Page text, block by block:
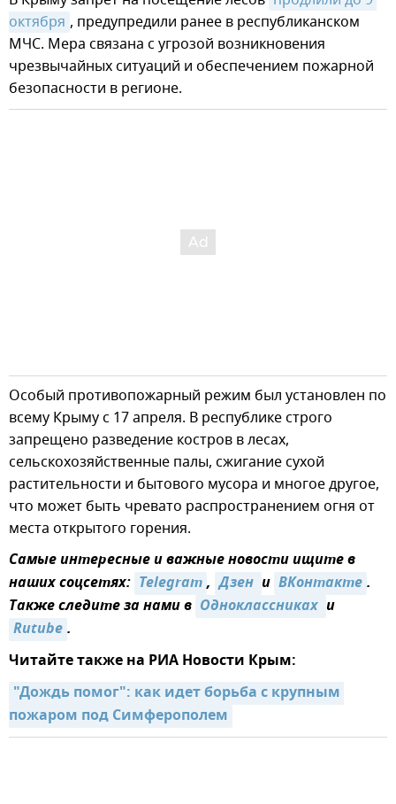
октября , предупредили ранее в республиканском
МЧС. Мера связана с угрозой возникновения
чрезвычайных ситуаций и обеспечением пожарной
безопасности в регионе.
Особый противопожарный режим был установлен по
всему Крыму с 17 апреля. В республике строго
запрещено разведение костров в лесах,
сельскохозяйственные палы, сжигание сухой
растительности и бытового мусора и многое другое,
что может быть чревато распространением огня от
места открытого горения.
Самые интересные и важные новости ищите в
наших соцсетях: Telegram, Дзен и ВКонтакте.
Также следите за нами в Одноклассниках и
Rutube.
Читайте также на РИА Новости Крым:
"Дождь помог": как идет борьба с крупным
пожаром под Симферополем